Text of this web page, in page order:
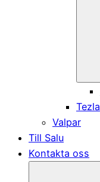
Tezla
Valpar
Till Salu
Kontakta oss